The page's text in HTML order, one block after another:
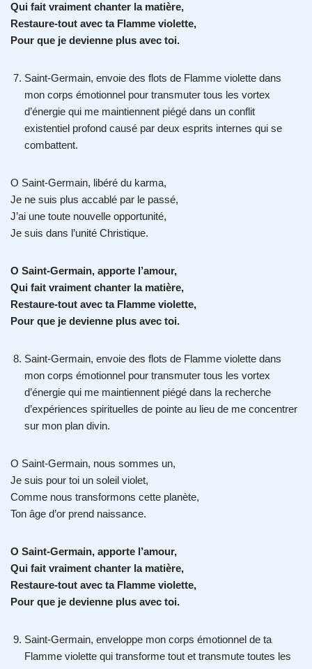
Qui fait vraiment chanter la matière,
Restaure-tout avec ta Flamme violette,
Pour que je devienne plus avec toi.
Saint-Germain, envoie des flots de Flamme violette dans
mon corps émotionnel pour transmuter tous les vortex
d’énergie qui me maintiennent piégé dans un conflit
existentiel profond causé par deux esprits internes qui se
combattent.
O Saint-Germain, libéré du karma,
Je ne suis plus accablé par le passé,
J’ai une toute nouvelle opportunité,
Je suis dans l’unité Christique.
O Saint-Germain, apporte l’amour,
Qui fait vraiment chanter la matière,
Restaure-tout avec ta Flamme violette,
Pour que je devienne plus avec toi.
Saint-Germain, envoie des flots de Flamme violette dans
mon corps émotionnel pour transmuter tous les vortex
d’énergie qui me maintiennent piégé dans la recherche
d’expériences spirituelles de pointe au lieu de me concentrer
sur mon plan divin.
O Saint-Germain, nous sommes un,
Je suis pour toi un soleil violet,
Comme nous transformons cette planète,
Ton âge d’or prend naissance.
O Saint-Germain, apporte l’amour,
Qui fait vraiment chanter la matière,
Restaure-tout avec ta Flamme violette,
Pour que je devienne plus avec toi.
Saint-Germain, enveloppe mon corps émotionnel de ta
Flamme violette qui transforme tout et transmute toutes les